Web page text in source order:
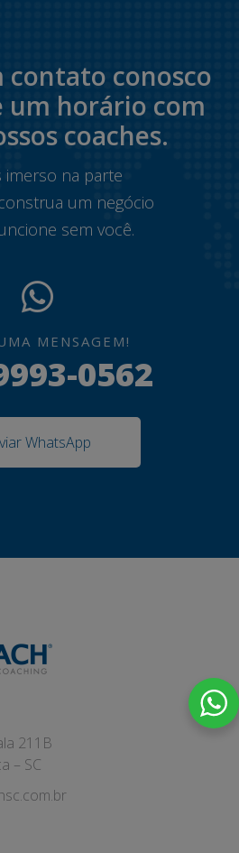
contato conosco
um horário com
coaches.
imerso na parte
um negócio
sem você.
MENSAGEM!
0562
WhatsApp
211B
– SC